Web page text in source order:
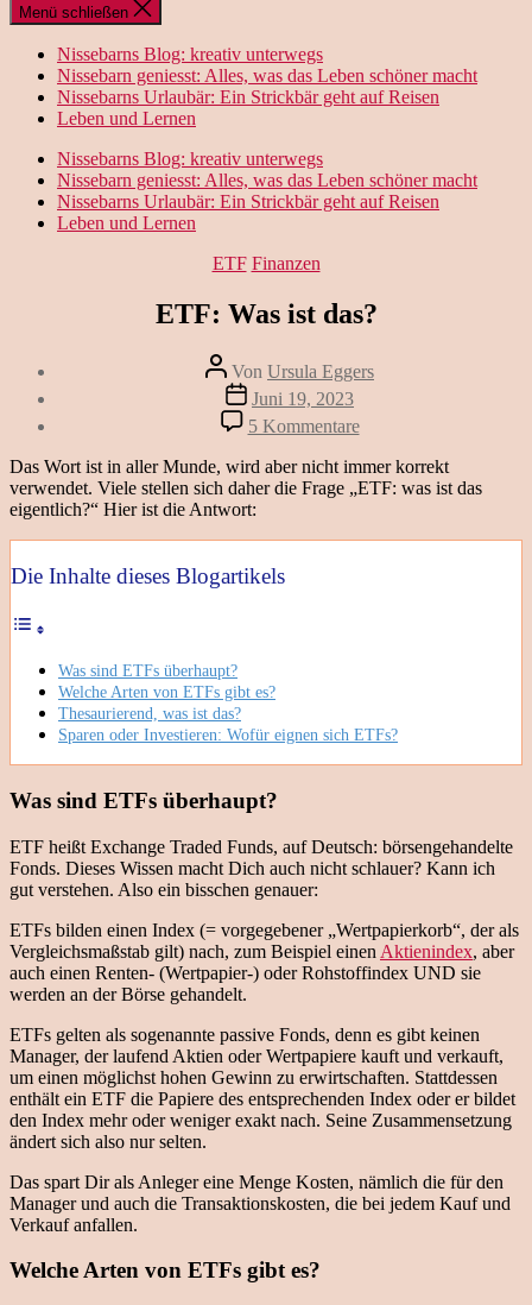
Menü schließen
Nissebarns Blog: kreativ unterwegs
Nissebarn geniesst: Alles, was das Leben schöner macht
Nissebarns Urlaubär: Ein Strickbär geht auf Reisen
Leben und Lernen
Nissebarns Blog: kreativ unterwegs
Nissebarn geniesst: Alles, was das Leben schöner macht
Nissebarns Urlaubär: Ein Strickbär geht auf Reisen
Leben und Lernen
Kategorien
ETF Finanzen
ETF: Was ist das?
Beitragsautor
Von Ursula Eggers
Veröffentlichungsdatum
Juni 19, 2023
5 Kommentarezu
ETF:
Was
ist
Das Wort ist in aller Munde, wird aber nicht immer korrekt
verwendet. Viele stellen sich daher die Frage „ETF: was ist das
eigentlich?“ Hier ist die Antwort:
Die Inhalte dieses Blogartikels
Was sind ETFs überhaupt?
Welche Arten von ETFs gibt es?
Thesaurierend, was ist das?
Sparen oder Investieren: Wofür eignen sich ETFs?
Was sind ETFs überhaupt?
ETF heißt Exchange Traded Funds, auf Deutsch: börsengehandelte
Fonds. Dieses Wissen macht Dich auch nicht schlauer? Kann ich
gut verstehen. Also ein bisschen genauer:
ETFs bilden einen Index (= vorgegebener „Wertpapierkorb“, der als
Vergleichsmaßstab gilt) nach, zum Beispiel einen Aktienindex, aber
auch einen Renten- (Wertpapier-) oder Rohstoffindex UND sie
werden an der Börse gehandelt.
ETFs gelten als sogenannte passive Fonds, denn es gibt keinen
Manager, der laufend Aktien oder Wertpapiere kauft und verkauft,
um einen möglichst hohen Gewinn zu erwirtschaften. Stattdessen
enthält ein ETF die Papiere des entsprechenden Index oder er bildet
den Index mehr oder weniger exakt nach. Seine Zusammensetzung
ändert sich also nur selten.
Das spart Dir als Anleger eine Menge Kosten, nämlich die für den
Manager und auch die Transaktionskosten, die bei jedem Kauf und
Verkauf anfallen.
Welche Arten von ETFs gibt es?